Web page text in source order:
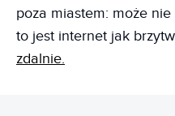
poza miastem: może
to jest internet jak
zdalnie.